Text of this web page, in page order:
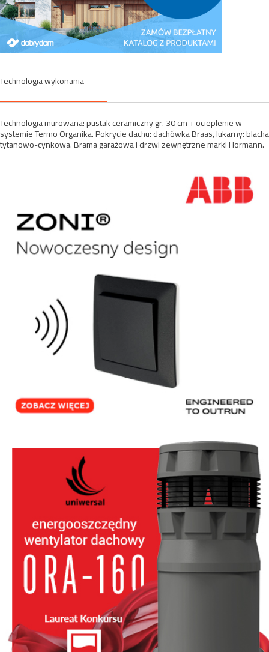
Technologia wykonania
Technologia murowana: pustak ceramiczny gr. 30 cm + ocieplenie w
systemie Termo Organika. Pokrycie dachu: dachówka Braas, lukarny: blacha
tytanowo-cynkowa. Brama garażowa i drzwi zewnętrzne marki Hörmann.